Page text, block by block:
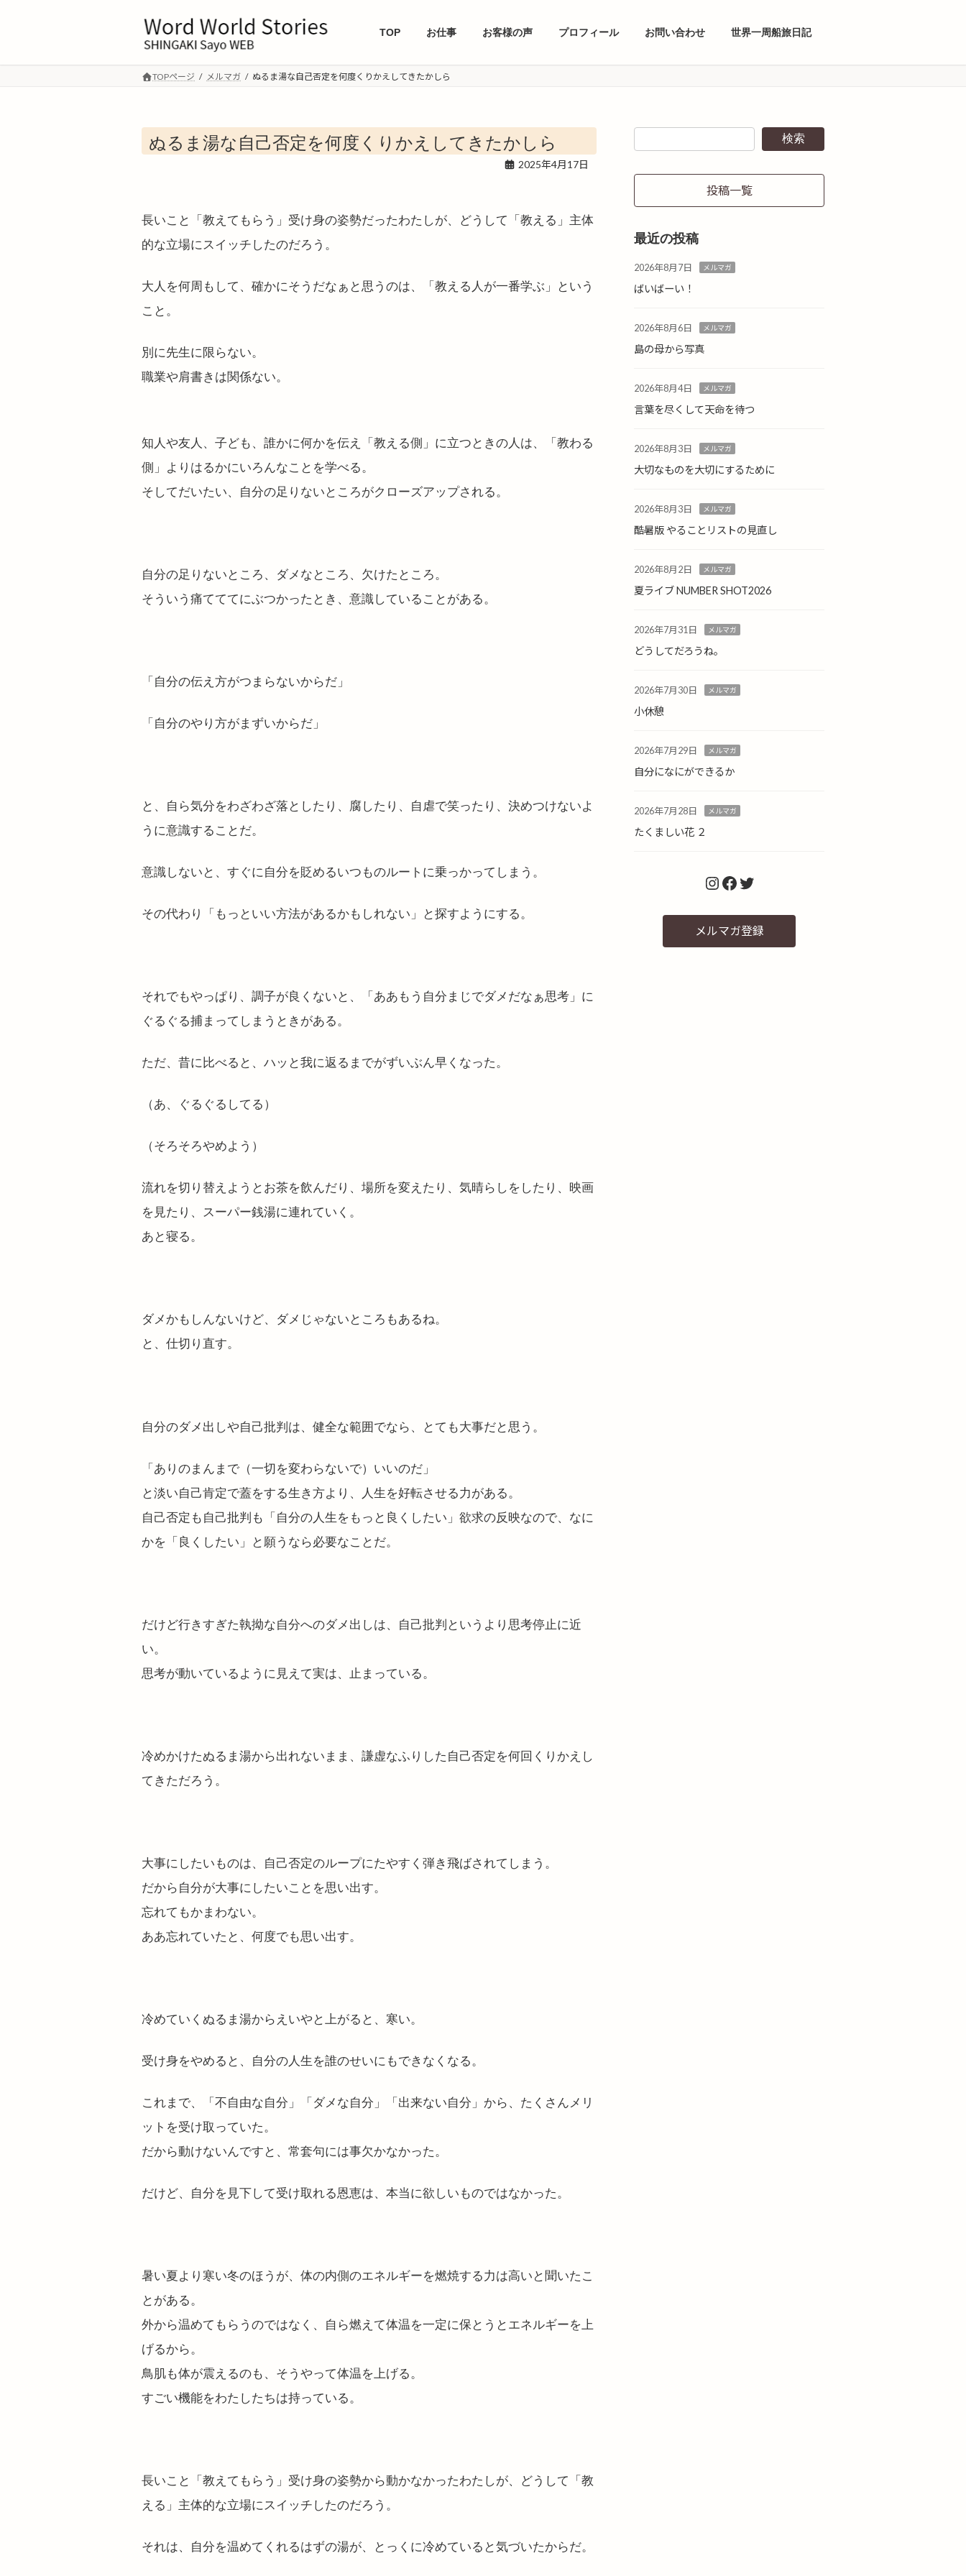
TOP お仕事 お客様の声 プロフィール お問い合わせ 世界一周船旅日記
TOPページ メルマガ ぬるま湯な自己否定を何度くりかえしてきたかしら
ぬるま湯な自己否定を何度くりかえしてきたかしら
2025年4月17日
長いこと「教えてもらう」受け身の姿勢だったわたしが、どうして 「教える」主体
的な立場にスイッチしたのだろう。
大人を何周もして、確かにそうだなぁと思うのは、
「教える人が一番学ぶ」という
こと。
別に先生に限らない。
職業や肩書きは関係ない。
知人や友人、子ども、誰かに何かを伝え「教える側」に立つときの人は、「教わる
側」よりはるかにいろんなことを学べる。
そしてだいたい、自分の足りないところがクローズアップされる。
自分の足りないところ、ダメなところ、欠けたところ。
そういう痛てててにぶつかったとき、意識していることがある。
「自分の伝え方がつまらないからだ」
「自分のやり方がまずいからだ」
と、自ら気分をわざわざ落としたり、腐したり、自虐で笑ったり、決めつけないよ
うに意識することだ。
意識しないと、すぐに自分を貶めるいつものルートに乗っかってしまう。
その代わり 「もっといい方法があるかもしれない」と探すようにする。
それでもやっぱり、調子が良くないと、「ああもう自分まじでダメだなぁ思考」に
ぐるぐる捕まってしまうときがある。
ただ、昔に比べると、ハッと我に返るまでがずいぶん早くなった。
（あ、ぐるぐるしてる）
（そろそろやめよう）
流れを切り替えようとお茶を飲んだり、場所を変えたり、気晴らしをしたり、映画
を見たり、スーパー銭湯に連れていく。
あと寝る。
ダメかもしんないけど、ダメじゃないところもあるね。
と、仕切り直す。
自分のダメ出しや自己批判は、健全な範囲でなら、とても大事だと思う。
「ありのまんまで（一切を変わらないで）いいのだ」
と淡い自己肯定で蓋をする生き方より、人生を好転させる力がある。
自己否定も自己批判も「自分の人生をもっと良くしたい」欲求の反映なので、なに
かを「良くしたい」と願うなら必要なことだ。
だけど行きすぎた執拗な自分へのダメ出しは、自己批判というより思考停止に近
い。
思考が動いているように見えて実は、止まっている。
冷めかけたぬるま湯から出れないまま、謙虚なふりした自己否定を何回くりかえし
てきただろう。
大事にしたいものは、自己否定のループにたやすく弾き飛ばされてしまう。
だから自分が大事にしたいことを思い出す。
忘れてもかまわない。
ああ忘れていたと、何度でも思い出す。
冷めていくぬるま湯からえいやと上がると、寒い。
受け身をやめると、自分の人生を誰のせいにもできなくなる。
これまで、「不自由な自分」「ダメな自分」「出来ない自分」から、たくさんメリ
ットを受け取っていた。
だから動けないんですと、常套句には事欠かなかった。
だけど、自分を見下して受け取れる恩恵は、本当に欲しいものではなかった。
暑い夏より寒い冬のほうが、体の内側のエネルギーを燃焼する力は高いと聞いたこ
とがある。
外から温めてもらうのではなく、自ら燃えて体温を一定に保とうとエネルギーを上
げるから。
鳥肌も体が震えるのも、そうやって体温を上げる。
すごい機能をわたしたちは持っている。
長いこと「教えてもらう」受け身の姿勢から動かなかったわたしが、どうして 「教
える」主体的な立場にスイッチしたのだろう。
それは、自分を温めてくれるはずの湯が、とっくに冷めていると気づいたからだ。
検索
投稿一覧
最近の投稿
2026年8月7日 メルマガ
ばいばーい！
2026年8月6日 メルマガ
島の母から写真
2026年8月4日 メルマガ
言葉を尽くして天命を待つ
2026年8月3日 メルマガ
大切なものを大切にするために
2026年8月3日 メルマガ
酷暑版 やることリストの見直し
2026年8月2日 メルマガ
夏ライブ NUMBER SHOT2026
2026年7月31日 メルマガ
どうしてだろうね。
2026年7月30日 メルマガ
小休憩
2026年7月29日 メルマガ
自分になにができるか
2026年7月28日 メルマガ
たくましい花 ２
Instagram
Facebook
Twitter
メルマガ登録